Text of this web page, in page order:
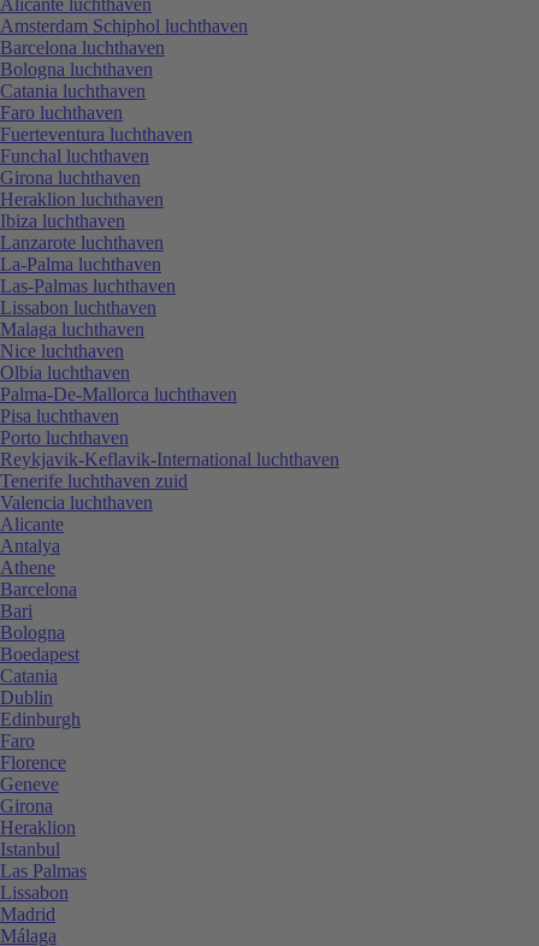
Amsterdam Schiphol luchthaven
Barcelona luchthaven
Bologna luchthaven
Catania luchthaven
Faro luchthaven
Fuerteventura luchthaven
Funchal luchthaven
Girona luchthaven
Heraklion luchthaven
Ibiza luchthaven
Lanzarote luchthaven
La-Palma luchthaven
Las-Palmas luchthaven
Lissabon luchthaven
Malaga luchthaven
Nice luchthaven
Olbia luchthaven
Palma-De-Mallorca luchthaven
Pisa luchthaven
Porto luchthaven
Reykjavik-Keflavik-International luchthaven
Tenerife luchthaven zuid
Valencia luchthaven
Alicante
Antalya
Athene
Barcelona
Bari
Bologna
Boedapest
Catania
Dublin
Edinburgh
Faro
Florence
Geneve
Girona
Heraklion
Istanbul
Las Palmas
Lissabon
Madrid
Málaga